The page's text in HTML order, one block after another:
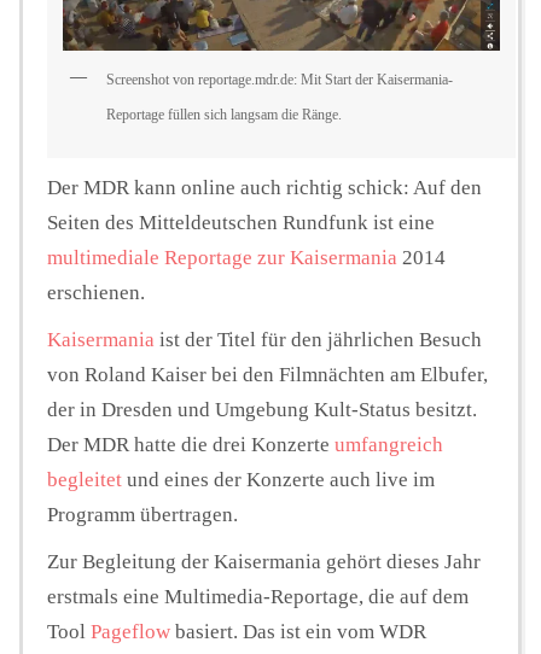
Seminare
Screenshot von reportage.mdr.de: Mit Start der Kaisermania-
Reportage füllen sich langsam die Ränge.
Der MDR kann online auch richtig schick: Auf den
Seiten des Mitteldeutschen Rundfunk ist eine
multimediale Reportage zur Kaisermania 2014
erschienen.
Kaisermania ist der Titel für den jährlichen Besuch
von Roland Kaiser bei den Filmnächten am Elbufer,
der in Dresden und Umgebung Kult-Status besitzt.
Der MDR hatte die drei Konzerte umfangreich
begleitet und eines der Konzerte auch live im
Programm übertragen.
Zur Begleitung der Kaisermania gehört dieses Jahr
erstmals eine Multimedia-Reportage, die auf dem
Tool Pageflow basiert. Das ist ein vom WDR